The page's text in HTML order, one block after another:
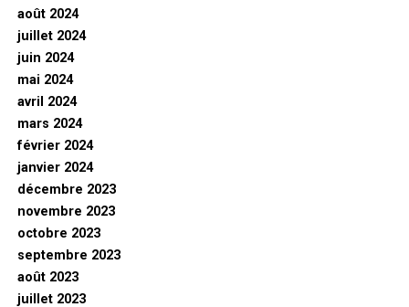
août 2024
juillet 2024
juin 2024
mai 2024
avril 2024
mars 2024
février 2024
janvier 2024
décembre 2023
novembre 2023
octobre 2023
septembre 2023
août 2023
juillet 2023